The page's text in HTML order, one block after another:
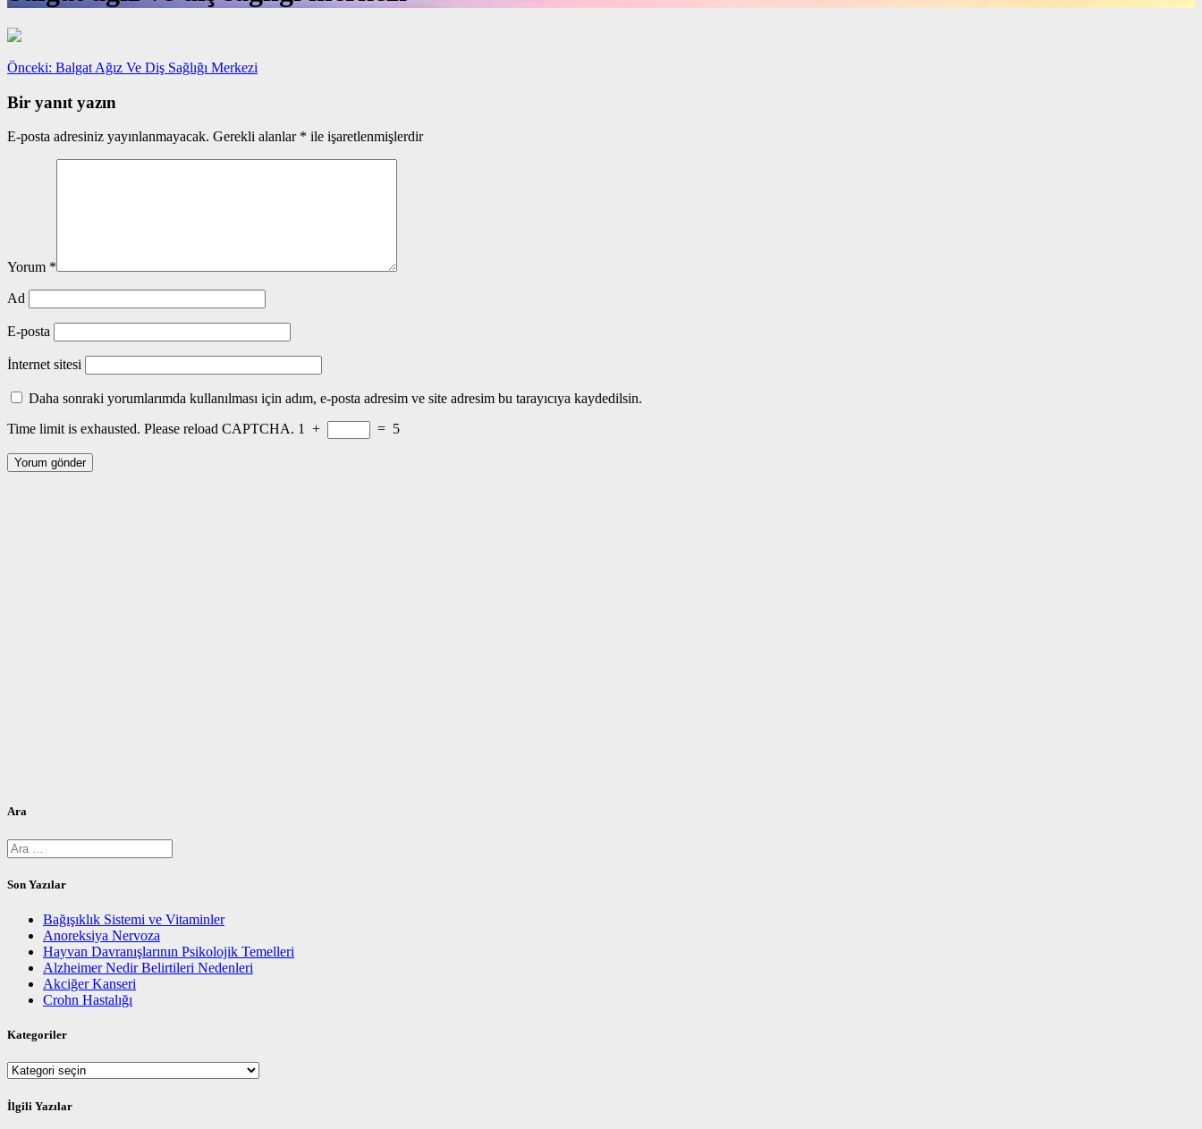
Yazı
gezinmesi
Önceki: Önceki
Balgat Ağız Ve Diş Sağlığı Merkezi
Bir yanıt yazın
E-posta adresiniz yayınlanmayacak. Gerekli alanlar * ile işaretlenmişlerdir
Yorum *
Ad
E-posta
İnternet sitesi
Daha sonraki yorumlarımda kullanılması için adım, e-posta adresim ve site adresim bu tarayıcıya kaydedilsin.
Time limit is exhausted. Please reload CAPTCHA. 1 + = 5
Ara
Arama:
Son Yazılar
Bağışıklık Sistemi ve Vitaminler
Anoreksiya Nervoza
Hayvan Davranışlarının Psikolojik Temelleri
Alzheimer Nedir Belirtileri Nedenleri
Akciğer Kanseri
Crohn Hastalığı
Kategoriler
Kategoriler
İlgili Yazılar